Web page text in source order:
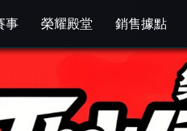
事 榮耀殿堂 銷售據點